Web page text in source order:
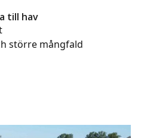
till hav
större mångfald